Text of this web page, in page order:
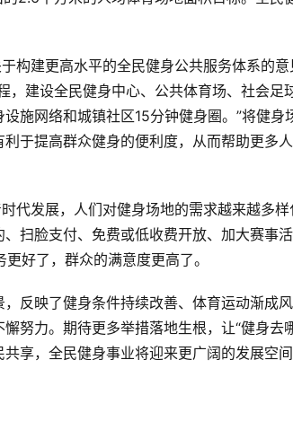
建更高水平的全民健身公共服务体系的意
，建设全民健身中心、公共体育场、社会足
施网络和城镇社区15分钟健身圈。”将健身
于提高群众健身的便利度，从而帮助更多
发展，人们对健身场地的需求越来越多样
扫脸支付、免费或低收费开放、加大赛事
好了，群众的满意度更高了。
映了健身条件持续改善、体育运动渐成
努力。期待更多举措落地生根，让“健身去
享，全民健身事业将迎来更广阔的发展空间